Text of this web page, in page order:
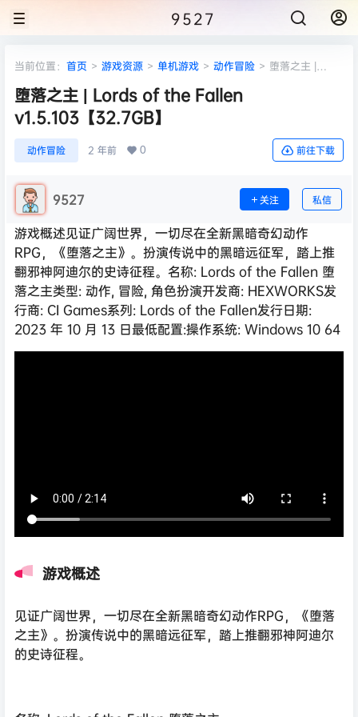
9527
当前位置： 首页 > 游戏资源 > 单机游戏 > 动作冒险 > 堕落之主 |
堕落之主 | Lords of the Fallen
v1.5.103【32.7GB】
动作冒险 2 年前 0 前往下载
9527 关注 私信
游戏概述见证广阔世界，一切尽在全新黑暗奇幻动作
RPG，《堕落之主》。扮演传说中的黑暗远征军，踏上推
翻邪神阿迪尔的史诗征程。名称: Lords of the Fallen 堕
落之主类型: 动作, 冒险, 角色扮演开发商: HEXWORKS发
行商: CI Games系列: Lords of the Fallen发行日期:
2023 年 10 月 13 日最低配置:操作系统: Windows 10 64
游戏概述
见证广阔世界，一切尽在全新黑暗奇幻动作RPG，《堕落
之主》。扮演传说中的黑暗远征军，踏上推翻邪神阿迪尔
的史诗征程。